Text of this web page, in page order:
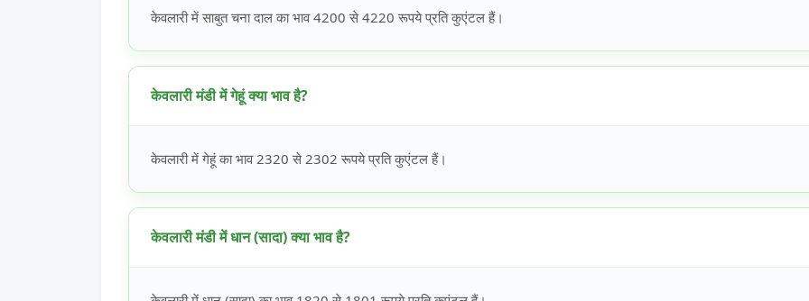
केवलारी में साबुत चना दाल का भाव 4200 से 4220 रूपये प्रति कुएंटल हैं।
केवलारी मंडी में गेहूं क्या भाव है?
केवलारी में गेहूं का भाव 2320 से 2302 रूपये प्रति कुएंटल हैं।
केवलारी मंडी में धान (सादा) क्या भाव है?